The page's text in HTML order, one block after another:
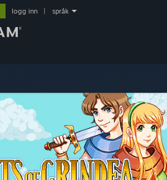
logg inn språk